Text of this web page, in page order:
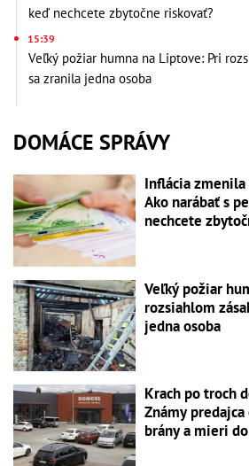
keď nechcete zbytočne riskovať?
15:39
Veľký požiar humna na Liptove: Pri
sa zranila jedna osoba
DOMÁCE SPRÁVY
Inflácia zmenila
Ako narábať s
nechcete
Veľký požiar
rozsiahlom
jedna osoba
Krach po troch
Známy
brány a mieri